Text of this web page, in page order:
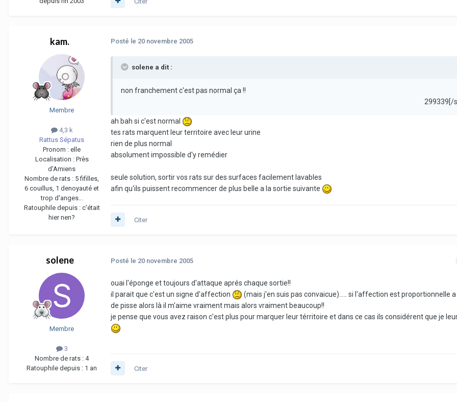
kam.
Membre
4,3 k
Rattus Sépatus
Pronom : elle
Localisation : Près
d'Amiens
Nombre de rats : 5 fifilles,
6 couillus, 1 denoyauté et
trop d'anges...
Ratouphile depuis : c'était
hier nen?
Posté le 20 novembre 2005
solene a dit :
non franchement c'est pas normal ça !!
299339[/
ah bah si c'est normal
tes rats marquent leur territoire avec leur urine
rien de plus normal
absolument impossible d'y remédier
seule solution, sortir vos rats sur des surfaces facilement lavables
afin qu'ils puissent recommencer de plus belle a la sortie suivante
Citer
solene
Membre
3
Nombre de rats : 4
Ratouphile depuis : 1 an
Posté le 20 novembre 2005
ouai l'éponge et toujours d'attaque aprés chaque sortie!!
il parait que c'est un signe d'affection
(mais j'en suis pas convaicue)..... si l'affection est proportionnelle
de pisse alors là il m'aime vraiment mais alors vraiment beaucoup!!
je pense que vous avez raison c'est plus pour marquer leur térritoire et dans ce cas ils considérent que je
Citer